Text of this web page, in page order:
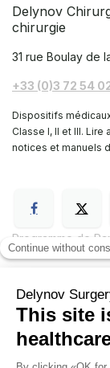
Delynov
chirurgie
31 rue Boulay de
+33 (0)3 72 54
Dispositifs
Classe I, II et III.
notices et manuels
Programme de
Conditions
Mentions légales
Politique de